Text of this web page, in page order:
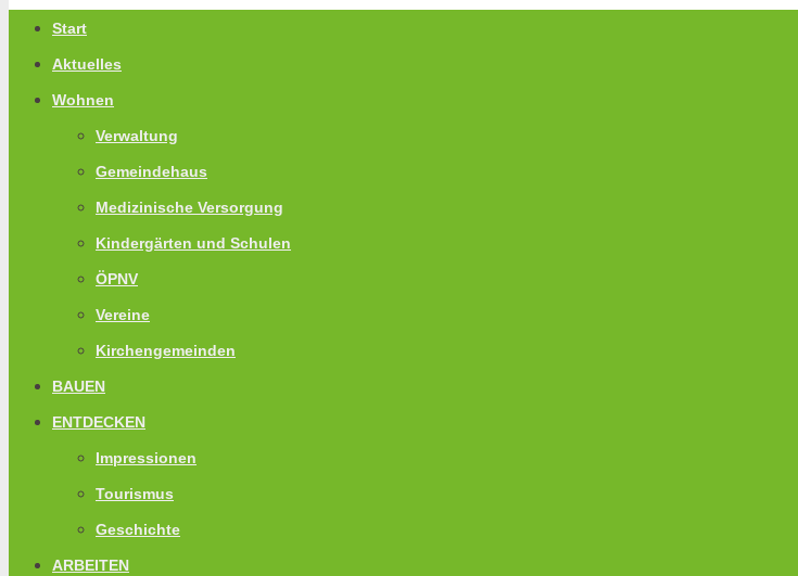
Start
Aktuelles
Wohnen
Verwaltung
Gemeindehaus
Medizinische Versorgung
Kindergärten und Schulen
ÖPNV
Vereine
Kirchengemeinden
BAUEN
ENTDECKEN
Impressionen
Tourismus
Geschichte
ARBEITEN